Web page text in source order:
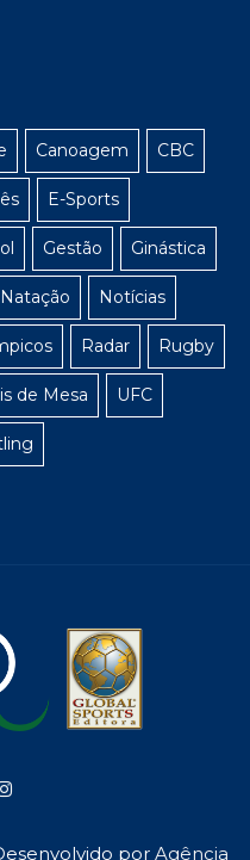
Canoagem CBC
E-Sports
Gestão Ginástica
Natação Notícias
Radar Rugby
de Mesa UFC
por Agência